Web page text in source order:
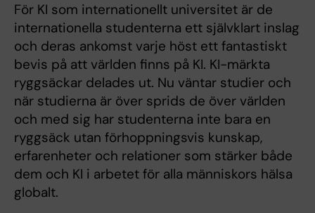
För KI som internationellt universitet är de
internationella studenterna ett självklart inslag
och deras ankomst varje höst ett fantastiskt
bevis på att världen finns på KI. KI-märkta
ryggsäckar delades ut. Nu väntar studier och
när studierna är över sprids de över världen
och med sig har studenterna inte bara en
ryggsäck utan förhoppningsvis kunskap,
erfarenheter och relationer som stärker både
dem och KI i arbetet för alla människors hälsa
globalt.